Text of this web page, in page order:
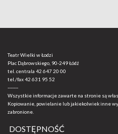
Teatr Wielki w Łodzi
Plac Dąbrowskiego, 90-249 Łódź
tel. centrala 42 647 20 00
tel./fax42 631 95 52
-------
Wszystkie informacje zawarte na stronie są
Kopiowanie, powielanie lub jakiekolwiek inne
zabronione.
DOSTĘPNOŚĆ